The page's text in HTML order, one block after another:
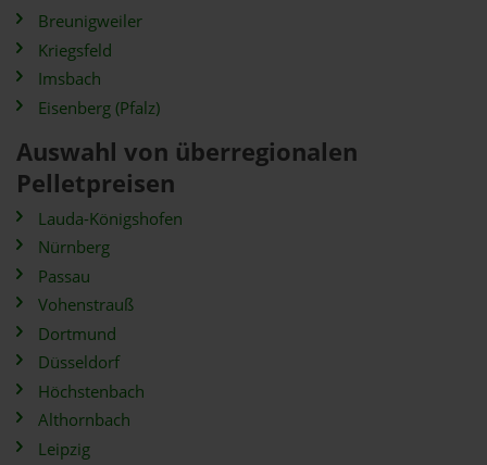
Breunigweiler
Kriegsfeld
Imsbach
Eisenberg (Pfalz)
Auswahl von überregionalen
Pelletpreisen
Lauda-Königshofen
Nürnberg
Passau
Vohenstrauß
Dortmund
Düsseldorf
Höchstenbach
Althornbach
Leipzig